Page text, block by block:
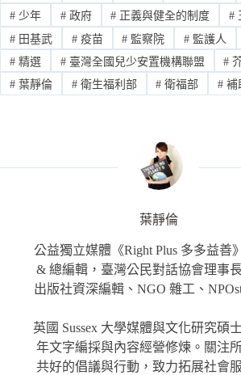
#少年 #政府 # 正義與健全的制度 #
#田基武 #疫苗 # 監察院 # 監護人
#精選 #臺灣全國兒少安置機構聯盟 #
#葉靜倫 #衛生福利部 # 衛福部 # 補
葉靜倫
公益獨立媒體《Right Plus 多多益善
& 總編輯，臺灣公民對話協會理事
出版社資深編輯、NGO 雜工、
英國 Sussex 大學媒體與文化研究碩
年文字編採與內容經營修煉。關注
共好的倡議與行動，致力拓展社會